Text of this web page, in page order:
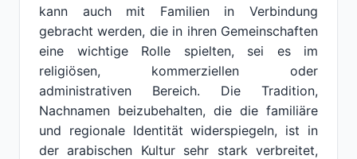
kann auch mit Familien in Verbindung
gebracht werden, die in ihren Gemeinschaften
eine wichtige Rolle spielten, sei es im
religiösen, kommerziellen oder
administrativen Bereich. Die Tradition,
Nachnamen beizubehalten, die die familiäre
und regionale Identität widerspiegeln, ist in
der arabischen Kultur sehr stark verbreitet,